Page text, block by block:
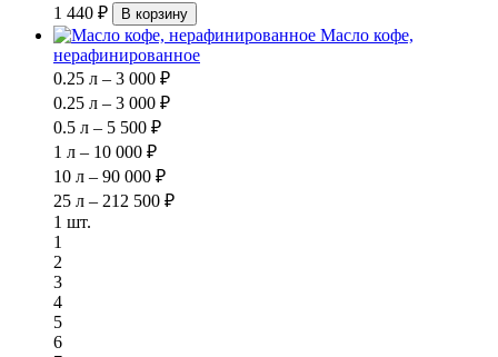
1 440 ₽
В корзину
Масло кофе,
нерафинированное
0.25 л – 3 000 ₽
0.25 л – 3 000 ₽
0.5 л – 5 500 ₽
1 л – 10 000 ₽
10 л – 90 000 ₽
25 л – 212 500 ₽
1 шт.
1
2
3
4
5
6